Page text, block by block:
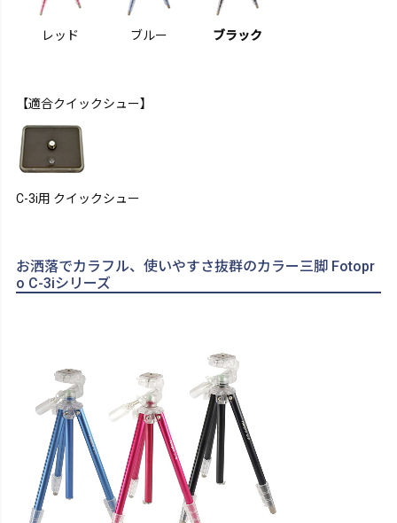
レッド ブルー ブラック
【適合クイックシュー】
C-3i用 クイックシュー
お洒落でカラフル、使いやすさ抜群のカラー三脚 Fotopr
o C-3iシリーズ